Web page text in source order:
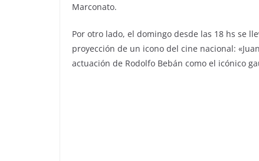
Marconato.
Por otro lado, el domingo desde las 18 hs se
proyección de un icono del cine nacional:
actuación de Rodolfo Bebán como el icónico